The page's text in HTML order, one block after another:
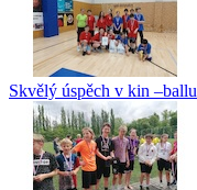
Skvělý úspěch v kin –ballu